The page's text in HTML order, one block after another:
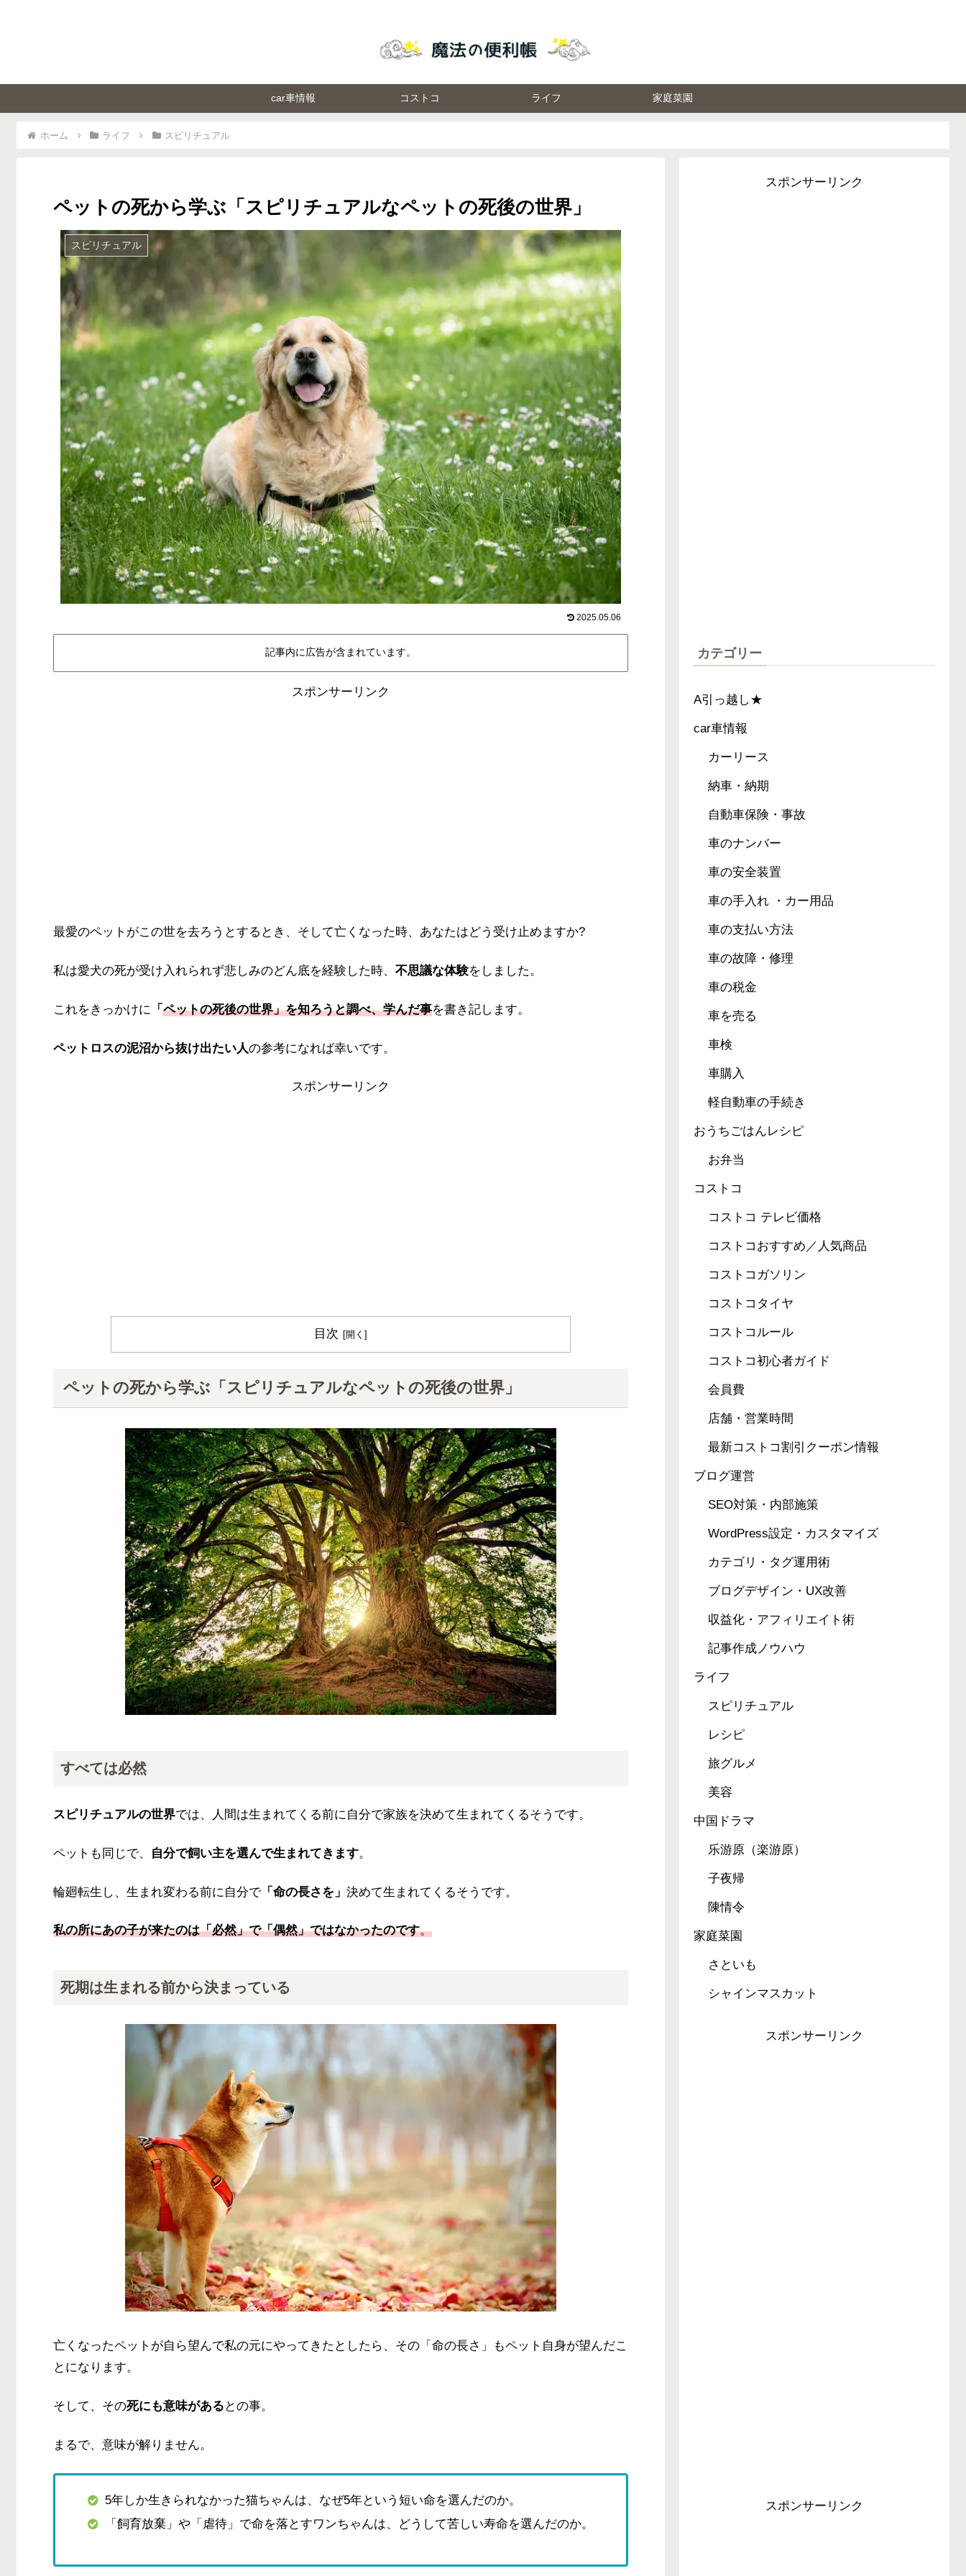
car車情報 コストコ ライフ 家庭菜園
ホーム ライフ スピリチュアル
ペットの死から学ぶ「スピリチュアルなペットの死後の世界」
スピリチュアル
2025.05.06
記事内に広告が含まれています。
スポンサーリンク
最愛のペットがこの世を去ろうとするとき、そして亡くなった時、あなたはどう受け止めますか?
私は愛犬の死が受け入れられず悲しみのどん底を経験した時、 不思議な体験をしました。
これをきっかけに 「 ペットの死後の世界」を知ろうと調べ、学んだ事を書き記します。
ペットロスの泥沼から抜け出たい人の参考になれば幸いです。
スポンサーリンク
目次
ペットの死から学ぶ「スピリチュアルなペットの死後の世界」
すべては必然
スピリチュアルの世界では、人間は生まれてくる前に自分で家族を決めて生まれてくるそうです。
ペットも同じで、 自分で飼い主を選んで生まれてきます。
輪廻転生し、生まれ変わる前に自分で「命の長さを」 決めて生まれてくるそうです。
私の所にあの子が来たのは「必然」で「偶然」ではなかったのです。
死期は生まれる前から決まっている
亡くなったペットが自ら望んで私の元にやってきたとしたら、その「命の長さ」もペット自身が望んだこ
とになります。
そして、その死にも意味がある との事。
まるで、意味が解りません。
5年しか生きられなかった猫ちゃんは、なぜ5年という短い命を選んだのか。
「飼育放棄」や「虐待」で命を落とすワンちゃんは、どうして苦しい寿命を選んだのか。
スポンサーリンク
カテゴリー
A引っ越し★
car車情報
カーリース
納車・納期
自動車保険・事故
車のナンバー
車の安全装置
車の手入れ ・カー用品
車の支払い方法
車の故障・修理
車の税金
車を売る
車検
車購入
軽自動車の手続き
おうちごはんレシピ
お弁当
コストコ
コストコ テレビ価格
コストコおすすめ／人気商品
コストコガソリン
コストコタイヤ
コストコルール
コストコ初心者ガイド
会員費
店舗・営業時間
最新コストコ割引クーポン情報
ブログ運営
SEO対策・内部施策
WordPress設定・カスタマイズ
カテゴリ・タグ運用術
ブログデザイン・UX改善
収益化・アフィリエイト術
記事作成ノウハウ
ライフ
スピリチュアル
レシピ
旅グルメ
美容
中国ドラマ
乐游原（楽游原）
子夜帰
陳情令
家庭菜園
さといも
シャインマスカット
スポンサーリンク
スポンサーリンク